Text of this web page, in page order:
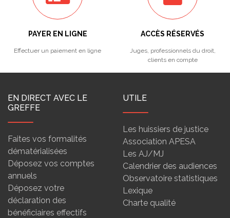
PAYER EN LIGNE
Effectuer un paiement en ligne
ACCÈS RÉSERVÉS
Juges, professionnels du droit,
clients en compte
EN DIRECT AVEC LE
GREFFE
Faites vos formalités
dématérialisées
Déposez vos comptes
annuels
Déposez votre
déclaration des
bénéficiaires effectifs
UTILE
Les huissiers de justice
Association APESA
Les AJ/MJ
Calendrier des audiences
Observatoire statistiques
Lexique
Charte qualité